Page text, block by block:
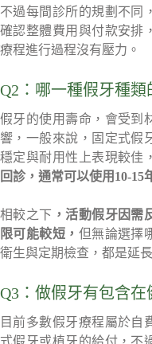
不過每間診所的規劃不同
確認整體費用與付款安排
療程進行過程沒有壓力。
Q2：哪一種假牙種類
假牙的使用壽命，會受到
響，一般來說，固定式假
穩定與耐用性上表現較佳
回診，通常可以使用10-15
相較之下 ，活動假牙因需
限可能較短， 但無論選擇
衛生與定期檢查，都是延
Q3：做假牙有包含在
目前多數假牙療程屬於自
式假牙或植牙的給付，不